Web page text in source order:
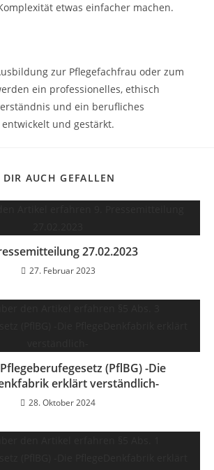
etwas einfacher machen.
zur Pflegefachfrau oder zum
ein professionelles, ethisch
und ein berufliches
und gestärkt.
AUCH GEFALLEN
27.02.2023
27. Februar 2023
(PflBG) -Die
erklärt verständlich-
28. Oktober 2024